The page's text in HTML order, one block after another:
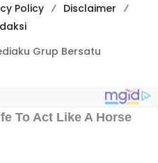
Policy
Disclaimer
Grup Bersatu